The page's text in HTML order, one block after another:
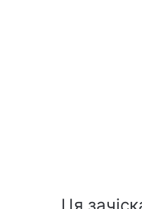
Ця